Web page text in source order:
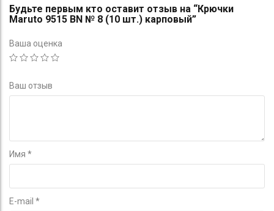
Будьте первым кто оставит отзыв на “Крючки
Maruto 9515 BN № 8 (10 шт.) карповый”
Ваша оценка
Ваш отзыв
Имя *
E-mail *